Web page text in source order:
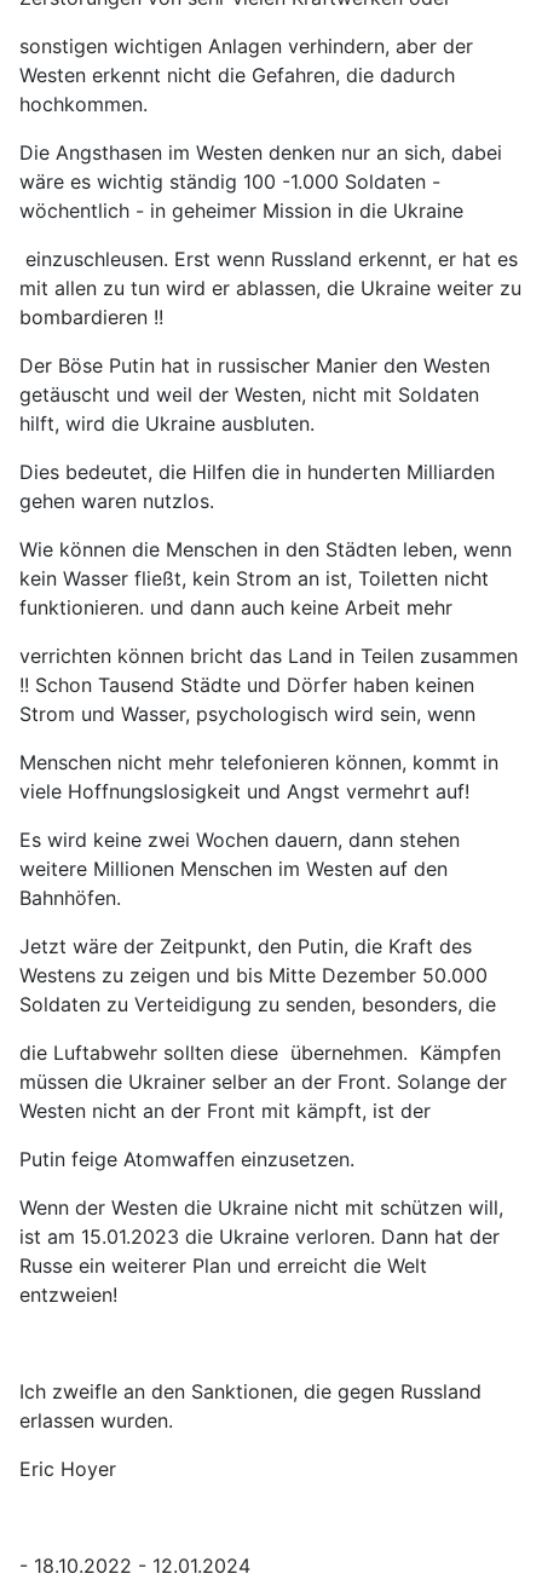
sonstigen wichtigen Anlagen verhindern, aber der
Westen erkennt nicht die Gefahren, die dadurch
hochkommen.
Die Angsthasen im Westen denken nur an sich, dabei
wäre es wichtig ständig 100 -1.000 Soldaten -
wöchentlich - in geheimer Mission in die Ukraine
einzuschleusen. Erst wenn Russland erkennt, er hat es
mit allen zu tun wird er ablassen, die Ukraine weiter zu
bombardieren !!
Der Böse Putin hat in russischer Manier den Westen
getäuscht und weil der Westen, nicht mit Soldaten
hilft, wird die Ukraine ausbluten.
Dies bedeutet, die Hilfen die in hunderten Milliarden
gehen waren nutzlos.
Wie können die Menschen in den Städten leben, wenn
kein Wasser fließt, kein Strom an ist, Toiletten nicht
funktionieren. und dann auch keine Arbeit mehr
verrichten können bricht das Land in Teilen zusammen
!! Schon Tausend Städte und Dörfer haben keinen
Strom und Wasser, psychologisch wird sein, wenn
Menschen nicht mehr telefonieren können, kommt in
viele Hoffnungslosigkeit und Angst vermehrt auf!
Es wird keine zwei Wochen dauern, dann stehen
weitere Millionen Menschen im Westen auf den
Bahnhöfen.
Jetzt wäre der Zeitpunkt, den Putin, die Kraft des
Westens zu zeigen und bis Mitte Dezember 50.000
Soldaten zu Verteidigung zu senden, besonders, die
die Luftabwehr sollten diese übernehmen. Kämpfen
müssen die Ukrainer selber an der Front. Solange der
Westen nicht an der Front mit kämpft, ist der
Putin feige Atomwaffen einzusetzen.
Wenn der Westen die Ukraine nicht mit schützen will,
ist am 15.01.2023 die Ukraine verloren. Dann hat der
Russe ein weiterer Plan und erreicht die Welt
entzweien!
Ich zweifle an den Sanktionen, die gegen Russland
erlassen wurden.
Eric Hoyer
- 18.10.2022 - 12.01.2024